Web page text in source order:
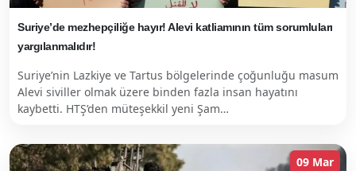
Suriye’de mezhepçiliğe hayır! Alevi katliamının tüm sorumluları
yargılanmalıdır!
Suriye’nin Lazkiye ve Tartus bölgelerinde çoğunluğu masum
Alevi siviller olmak üzere binden fazla insan hayatını
kaybetti. HTŞ’den müteşekkil yeni Şam…
09 Mar